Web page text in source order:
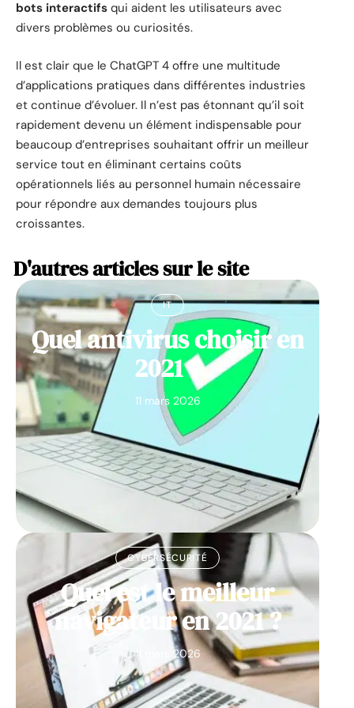
bots interactifs qui aident les utilisateurs avec
divers problèmes ou curiosités.
Il est clair que le ChatGPT 4 offre une multitude
d’applications pratiques dans différentes industries
et continue d’évoluer. Il n’est pas étonnant qu’il soit
rapidement devenu un élément indispensable pour
beaucoup d’entreprises souhaitant offrir un meilleur
service tout en éliminant certains coûts
opérationnels liés au personnel humain nécessaire
pour répondre aux demandes toujours plus
croissantes.
D'autres articles sur le site
IT
Quel antivirus choisir en
2021 ?
11 mars 2026
CYBERSÉCURITÉ
Quel est le meilleur
navigateur en 2021 ?
11 mars 2026